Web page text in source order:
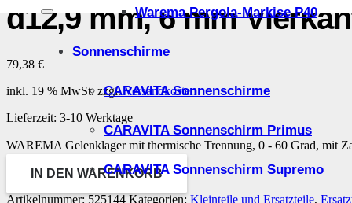
Warema Pergola-Markise P40
Sonnenschirme
CARAVITA Sonnenschirme
CARAVITA Sonnenschirm Primus
CARAVITA Sonnenschirm Supremo
d12,9 mm, 6 mm
79,38 €
inkl. 19 % MwSt. zzgl.Versandkosten
Lieferzeit: 3-10 Werktage
WAREMA Gelenklager mit thermische Trennung, 0 - 60 Grad, mit
IN DEN WARENKORB
Artikelnummer:525144 Kategorien: Kleinteile und Ersatzteile,